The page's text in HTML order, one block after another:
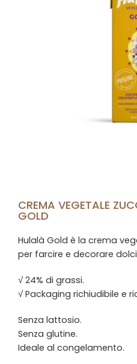
CREMA VEGETALE
GOLD
Hulalà Gold è la crema
per farcire e decorare
√ 24% di grassi.
√ Packaging richiudibile e
Senza lattosio.
Senza glutine.
Ideale al congelamento.